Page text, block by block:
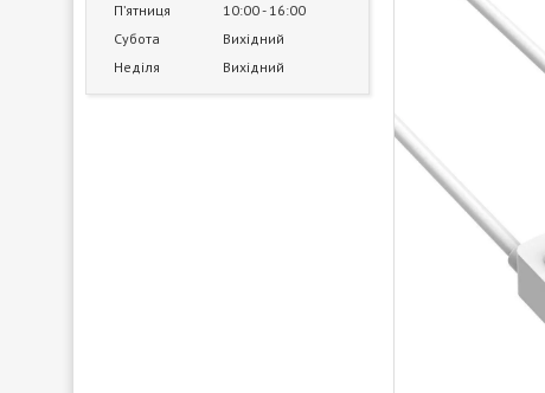
Пʼятниця
10:00 16:00
Субота
Вихідний
Неділя
Вихідний